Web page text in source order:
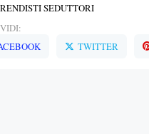
SEDUTTORI
TWITTER